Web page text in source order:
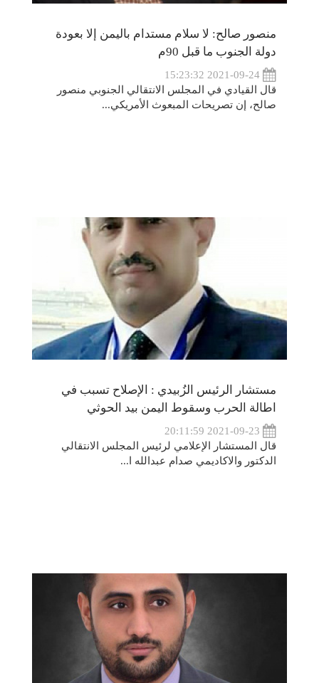
منصور صالح: لا سلام مستدام باليمن إلا بعودة
دولة الجنوب ما قبل 90م
قال القيادي في المجلس الانتقالي الجنوبي منصور
صالح، إن تصريحات المبعوث الأمريكي...
مستشار الرئيس الزُبيدي : الإصلاح تسبب في
اطالة الحرب وسقوط اليمن بيد الحوثي
قال المستشار الإعلامي لرئيس المجلس الانتقالي
الدكتور والاكاديمي صدام عبدالله ا...